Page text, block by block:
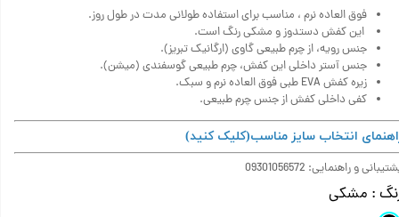
فوق العاده نرم ، مناسب برای استفاده طولانی مدت در طول روز.
این کفش دستدوز و مشکی رنگ است.
جنس رویه، از چرم طبیعی گاوی (ارگانیک تبریز).
جنس آستر داخلی این کفش، چرم طبیعی گوسفندی (میشن).
زیره کفش EVA طبی فوق العاده نرم و سبک.
کفی داخلی کفش از جنس چرم طبیعی.
انتخاب سایز مناسب(کلیک کنید)
و راهنمایی: 09301056572
: مشکی